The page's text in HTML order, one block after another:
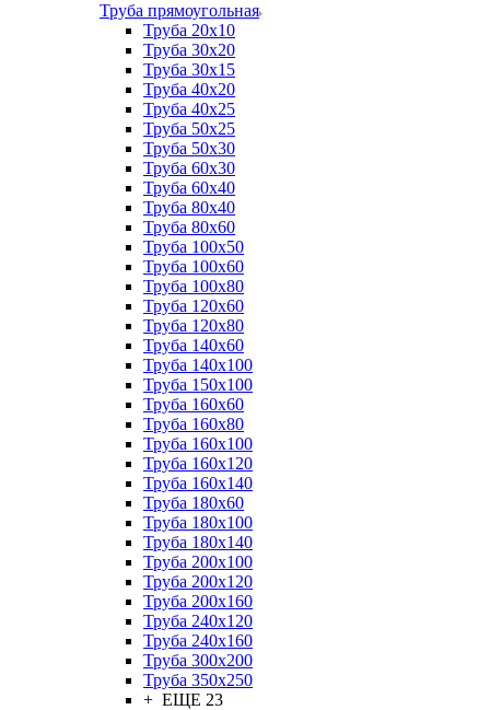
Труба прямоугольная
Труба 20x10
Труба 30x20
Труба 30x15
Труба 40x20
Труба 40x25
Труба 50x25
Труба 50x30
Труба 60x30
Труба 60x40
Труба 80x40
Труба 80x60
Труба 100x50
Труба 100x60
Труба 100x80
Труба 120x60
Труба 120x80
Труба 140x60
Труба 140x100
Труба 150x100
Труба 160x60
Труба 160x80
Труба 160x100
Труба 160x120
Труба 160x140
Труба 180x60
Труба 180x100
Труба 180x140
Труба 200x100
Труба 200x120
Труба 200x160
Труба 240x120
Труба 240x160
Труба 300x200
Труба 350x250
+ ЕЩЕ 23